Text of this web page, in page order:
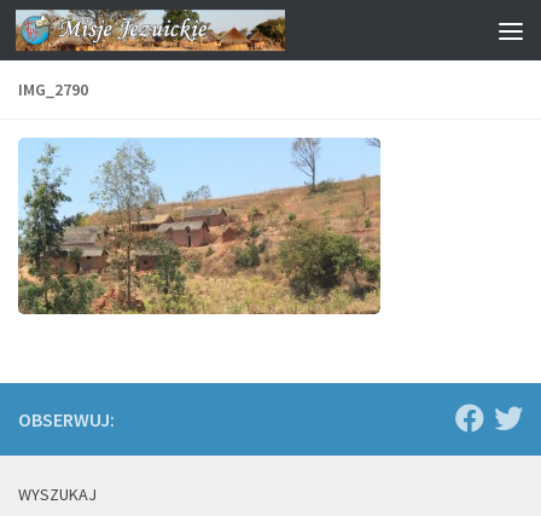
Przejdź do treści
IMG_2790
OBSERWUJ:
WYSZUKAJ